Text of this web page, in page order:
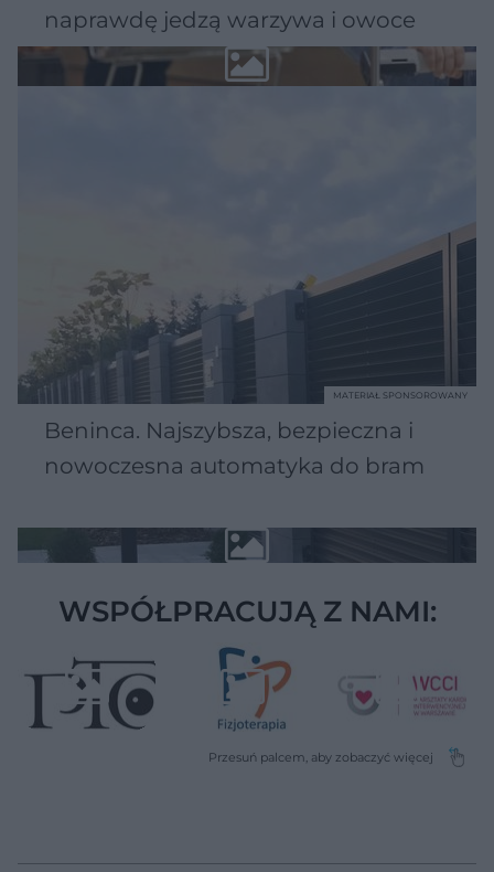
naprawdę jedzą warzywa i owoce
Beninca. Najszybsza, bezpieczna i
nowoczesna automatyka do bram
MATERIAŁ SPONSOROWANY
WSPÓŁPRACUJĄ Z NAMI: